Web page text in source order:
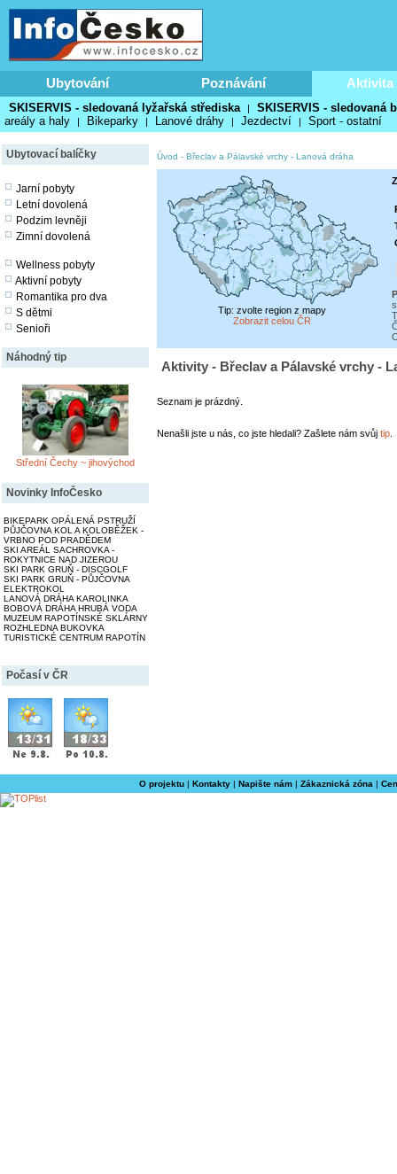
Ubytování Poznávání Aktivita
SKISERVIS - sledovaná lyžařská střediska |
SKISERVIS - sledovaná
areály a haly
| Bikeparky | Lanové dráhy | Jezdectví | Sport - ostatní
Ubytovací balíčky
Jarní pobyty
Letní dovolená
Podzim levněji
Zimní dovolená
Wellness pobyty
Aktivní pobyty
Romantika pro dva
S dětmi
Senioři
Náhodný tip
Střední Čechy ~ jihovýchod
Novinky InfoČesko
BIKEPARK OPÁLENÁ PSTRUŽÍ
PŮJČOVNA KOL A KOLOBĚŽEK -
VRBNO POD PRADĚDEM
SKI AREÁL SACHROVKA -
ROKYTNICE NAD JIZEROU
SKI PARK GRUŇ - DISCGOLF
SKI PARK GRUŇ - PŮJČOVNA
ELEKTROKOL
LANOVÁ DRÁHA KAROLINKA
BOBOVÁ DRÁHA HRUBÁ VODA
MUZEUM RAPOTÍNSKÉ SKLÁRNY
ROZHLEDNA BUKOVKA
TURISTICKÉ CENTRUM RAPOTÍN
Počasí v ČR
Úvod - Břeclav a Pálavské vrchy - Lanová dráha
Tip: zvolte region z mapy
Zobrazit celou ČR
Aktivity - Břeclav a Pálavské vrchy -
Seznam je prázdný.
Nenašli jste u nás, co jste hledali? Zašlete nám svůj tip
O projektu| Kontakty| Napište nám| Zákaznická zóna |